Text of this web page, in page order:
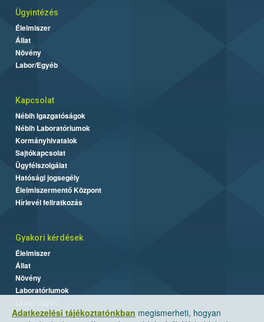
Adatkezelési tájékoztatónkban megismerheti, hogyan
Ügyintézés
Élelmiszer
Állat
Növény
Labor/Egyéb
Kapcsolat
Nébih Igazgatóságok
Nébih Laboratóriumok
Kormányhivatalok
Sajtókapcsolat
Ügyfélszolgálat
Hatósági jogsegély
Élelmiszermentő Központ
Hírlevél feliratkozás
Gyakori kérdések
Élelmiszer
Állat
Növény
Laboratóriumok